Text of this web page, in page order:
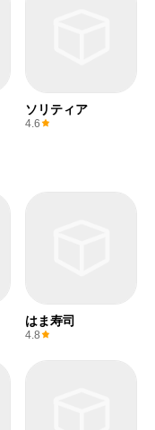
ソリティア
4.6
はま寿司
4.8